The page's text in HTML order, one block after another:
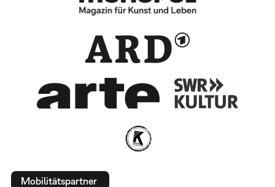
Mobilitätspartner